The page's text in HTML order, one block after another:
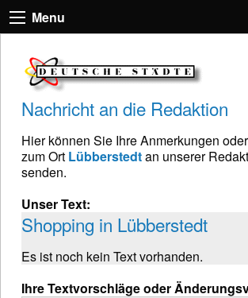
Menu
Nachricht an die Redaktion
Hier können Sie Ihre Anmerkungen
zum Ort Lübberstedtan unserer
senden.
Unser Text:
Shopping in Lübberstedt
Es ist noch kein Text vorhanden.
Ihre Textvorschläge oder